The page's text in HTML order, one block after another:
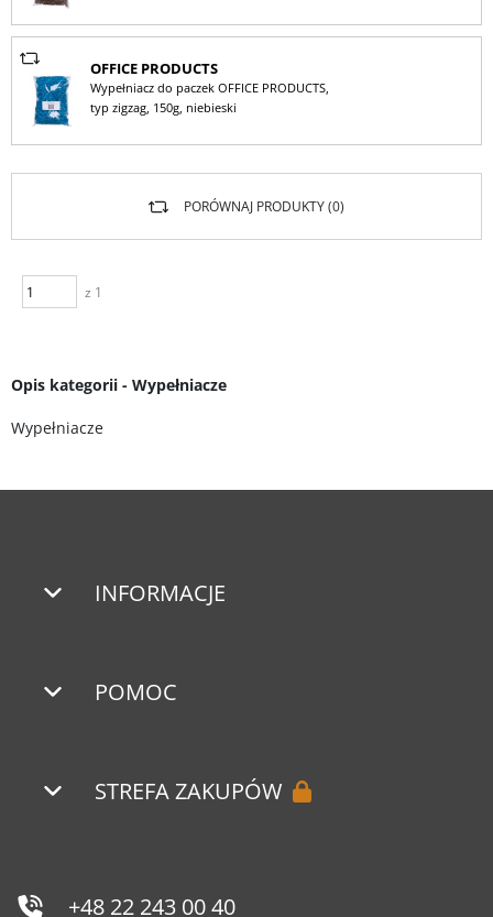
OFFICE PRODUCTS
Wypełniacz do paczek OFFICE PRODUCTS,
typ zigzag, 150g, niebieski
z 1
PORÓWNAJ PRODUKTY (0)
Opis kategorii - Wypełniacze
Wypełniacze
INFORMACJE
POMOC
STREFA ZAKUPÓW
+48 22 243 00 40